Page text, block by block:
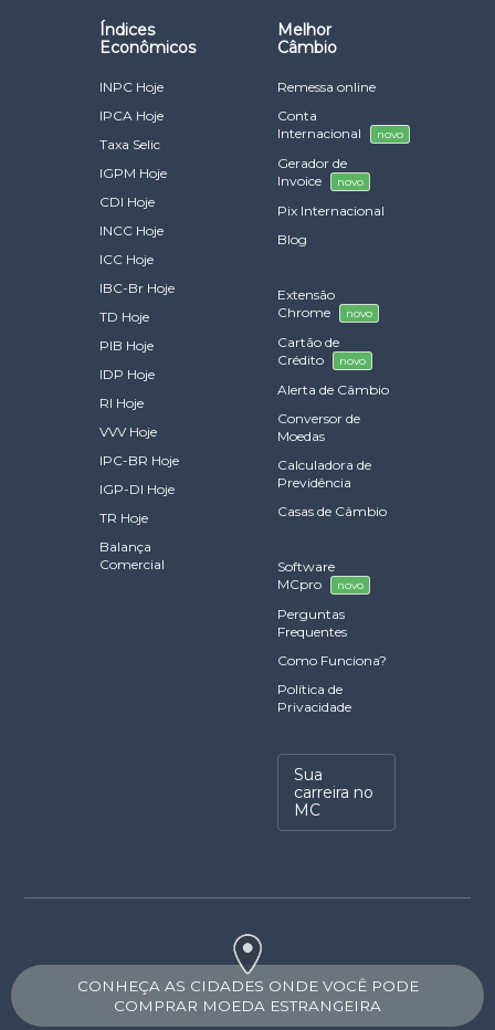
Índices
Econômicos
INPC Hoje
IPCA Hoje
Taxa Selic
IGPM Hoje
CDI Hoje
INCC Hoje
ICC Hoje
IBC-Br Hoje
TD Hoje
PIB Hoje
IDP Hoje
RI Hoje
VVV Hoje
IPC-BR Hoje
IGP-DI Hoje
TR Hoje
Balança
Comercial
Melhor
Câmbio
Remessa online
Conta
Internacional
novo
Gerador de
Invoice
novo
Pix Internacional
Blog
Extensão
Chrome
novo
Cartão de
Crédito
novo
Alerta de Câmbio
Conversor de
Moedas
Calculadora de
Previdência
Casas de Câmbio
Software
MCpro
novo
Perguntas
Frequentes
Como Funciona?
Política de
Privacidade
Sua
carreira no
MC
CONHEÇA AS CIDADES ONDE VOCÊ PODE
COMPRAR MOEDA ESTRANGEIRA